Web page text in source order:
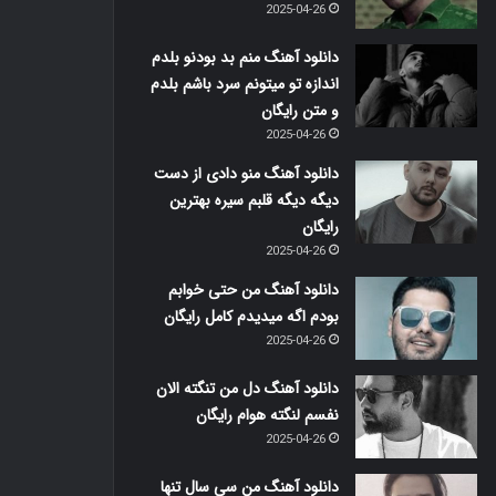
2025-04-26
دانلود آهنگ منم بد بودنو بلدم
اندازه تو میتونم سرد باشم بلدم
و متن رایگان
2025-04-26
دانلود آهنگ منو دادی از دست
دیگه دیگه قلبم سیره بهترین
رایگان
2025-04-26
دانلود آهنگ من حتی خوابم
بودم اگه میدیدم کامل رایگان
2025-04-26
دانلود آهنگ دل من تنگته الان
نفسم لنگته هوام رایگان
2025-04-26
دانلود آهنگ من سی سال تنها